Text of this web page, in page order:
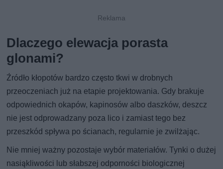
Dlaczego elewacja porasta
glonami?
Źródło kłopotów bardzo często tkwi w drobnych
przeoczeniach już na etapie projektowania. Gdy brakuje
odpowiednich okapów, kapinosów albo daszków, deszcz
nie jest odprowadzany poza lico i zamiast tego bez
przeszkód spływa po ścianach, regularnie je zwilżając.
Nie mniej ważny pozostaje wybór materiałów. Tynki o dużej
nasiąkliwości lub słabszej odporności biologicznej